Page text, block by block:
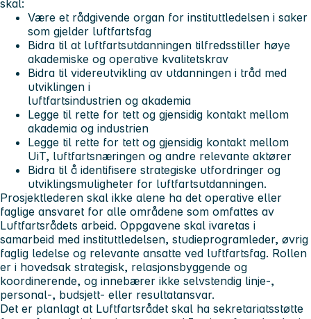
skal:
Være et rådgivende organ for instituttledelsen i saker
som gjelder luftfartsfag
Bidra til at luftfartsutdanningen tilfredsstiller høye
akademiske og operative kvalitetskrav
Bidra til videreutvikling av utdanningen i tråd med
utviklingen i
luftfartsindustrien og akademia
Legge til rette for tett og gjensidig kontakt mellom
akademia og industrien
Legge til rette for tett og gjensidig kontakt mellom
UiT, luftfartsnæringen og andre relevante aktører
Bidra til å identifisere strategiske utfordringer og
utviklingsmuligheter for luftfartsutdanningen.
Prosjektlederen skal ikke alene ha det operative eller
faglige ansvaret for alle områdene som omfattes av
Luftfartsrådets arbeid. Oppgavene skal ivaretas i
samarbeid med instituttledelsen, studieprogramleder, øvrig
faglig ledelse og relevante ansatte ved luftfartsfag. Rollen
er i hovedsak strategisk, relasjonsbyggende og
koordinerende, og innebærer ikke selvstendig linje-,
personal-, budsjett- eller resultatansvar.
Det er planlagt at Luftfartsrådet skal ha sekretariatsstøtte